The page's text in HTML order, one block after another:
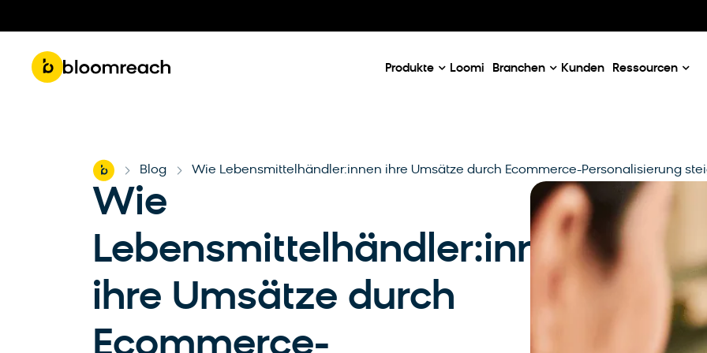
Produkte Loomi Branchen Kunden Ressourcen
Partner Email Use Cases
Home Blog Wie Lebensmittelhändler:innen ihre Umsätze durch Ecommerce-Personalisierung
Wie
Lebensmittelhändler:innen
ihre Umsätze durch